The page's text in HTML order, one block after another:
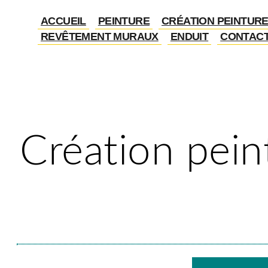
ACCUEIL PEINTURE
CRÉATION PEINTURE
REVÊTEMENT MURAUX
ENDUIT
Création